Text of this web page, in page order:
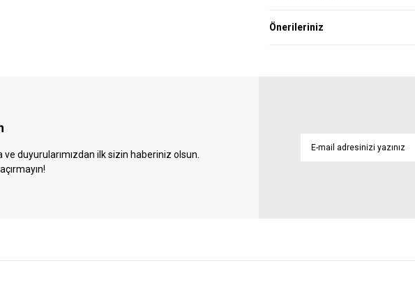
Önerileriniz
ve duyurularımızdan ilk sizin haberiniz olsun.